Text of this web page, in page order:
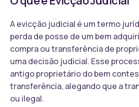
A evicção judicial é um termo
perda de posse de um bem
compra ou transferência de
uma decisão judicial. Esse
antigo proprietário do bem
transferência, alegando que a
ou ilegal.